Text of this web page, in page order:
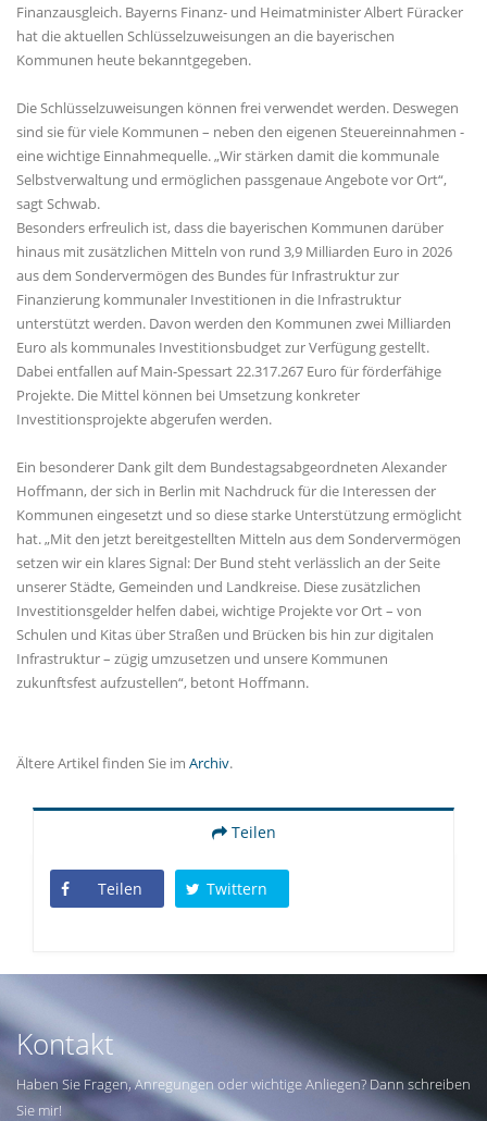
Finanzausgleich. Bayerns Finanz- und Heimatminister Albert Füracker
hat die aktuellen Schlüsselzuweisungen an die bayerischen
Kommunen heute bekanntgegeben.
Die Schlüsselzuweisungen können frei verwendet werden. Deswegen
sind sie für viele Kommunen – neben den eigenen Steuereinnahmen -
eine wichtige Einnahmequelle. „Wir stärken damit die kommunale
Selbstverwaltung und ermöglichen passgenaue Angebote vor Ort“,
sagt Schwab.
Besonders erfreulich ist, dass die bayerischen Kommunen darüber
hinaus mit zusätzlichen Mitteln von rund 3,9 Milliarden Euro in 2026
aus dem Sondervermögen des Bundes für Infrastruktur zur
Finanzierung kommunaler Investitionen in die Infrastruktur
unterstützt werden. Davon werden den Kommunen zwei Milliarden
Euro als kommunales Investitionsbudget zur Verfügung gestellt.
Dabei entfallen auf Main-Spessart 22.317.267 Euro für förderfähige
Projekte. Die Mittel können bei Umsetzung konkreter
Investitionsprojekte abgerufen werden.
Ein besonderer Dank gilt dem Bundestagsabgeordneten Alexander
Hoffmann, der sich in Berlin mit Nachdruck für die Interessen der
Kommunen eingesetzt und so diese starke Unterstützung ermöglicht
hat. „Mit den jetzt bereitgestellten Mitteln aus dem Sondervermögen
setzen wir ein klares Signal: Der Bund steht verlässlich an der Seite
unserer Städte, Gemeinden und Landkreise. Diese zusätzlichen
Investitionsgelder helfen dabei, wichtige Projekte vor Ort – von
Schulen und Kitas über Straßen und Brücken bis hin zur digitalen
Infrastruktur – zügig umzusetzen und unsere Kommunen
zukunftsfest aufzustellen“, betont Hoffmann.
Ältere Artikel finden Sie im Archiv.
Teilen
Teilen Twittern
Kontakt
Haben Sie Fragen, Anregungen oder wichtige Anliegen? Dann schreiben
Sie mir!